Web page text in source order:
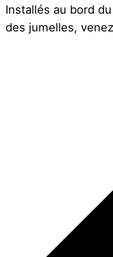
Installés au bord
des jumelles,